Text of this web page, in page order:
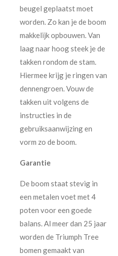
beugel geplaatst moet
worden. Zo kan je de boom
makkelijk opbouwen. Van
laag naar hoog steek je de
takken rondom de stam.
Hiermee krijg je ringen van
dennengroen. Vouw de
takken uit volgens de
instructies in de
gebruiksaanwijzing en
vorm zo de boom.
Garantie
De boom staat stevig in
een metalen voet met 4
poten voor een goede
balans. Al meer dan 25 jaar
worden de Triumph Tree
bomen gemaakt van